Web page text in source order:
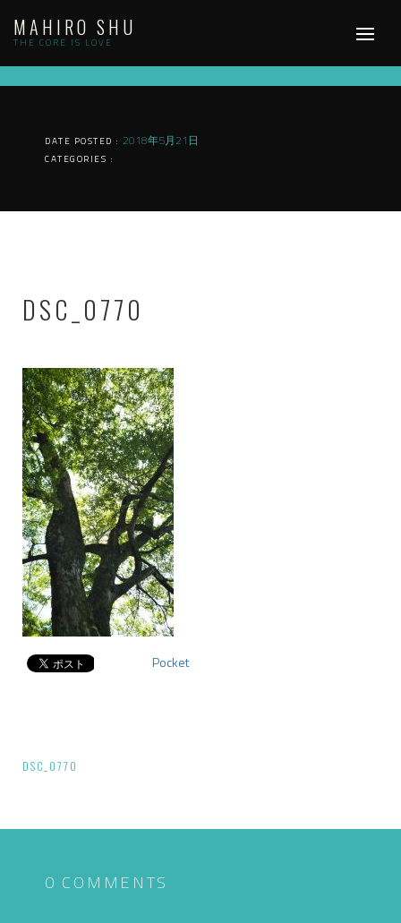
content
MAHIRO SHU
THE CORE IS LOVE
DATE POSTED : 2018年5月21日
CATEGORIES :
DSC_0770
Pocket
投
ナ
DSC_0770
0 COMMENTS